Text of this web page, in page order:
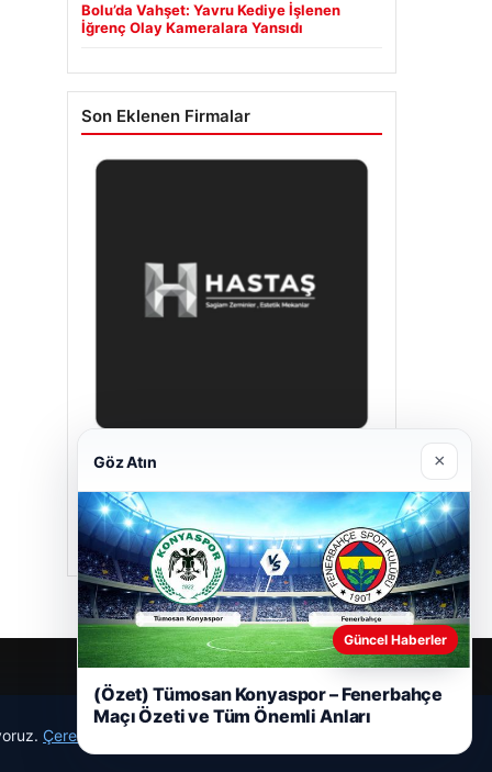
Bolu’da Vahşet: Yavru Kediye İşlenen
İğrenç Olay Kameralara Yansıdı
Son Eklenen Firmalar
Hastaş Beton
05/26/2026
Çerez Politikamız
Göz Atın ×
Güncel Haberler
(Özet) Tümosan Konyaspor – Fenerbahçe
Maçı Özeti ve Tüm Önemli Anları